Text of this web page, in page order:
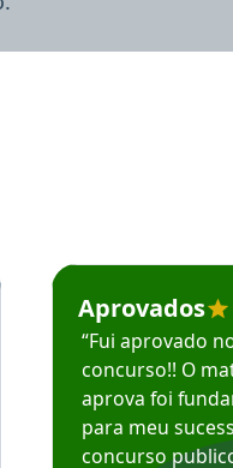
em depoimento
Estudante Mário
Aprovados
“Fui aprovado
concurso!! O
aprova foi
para meu
concurso